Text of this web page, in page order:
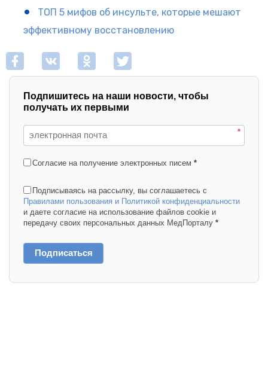
ТОП 5 мифов об инсульте, которые мешают
эффективному восстановлению
Подпишитесь на наши новости, чтобы
получать их первыми
*
Согласие на получение электронных писем *
Подписываясь на рассылку, вы соглашаетесь с
Правилами пользования и Политикой конфиденциальности
и даете согласие на использование файлов cookie и
передачу своих персональных данных МедПорталу *
Подписаться